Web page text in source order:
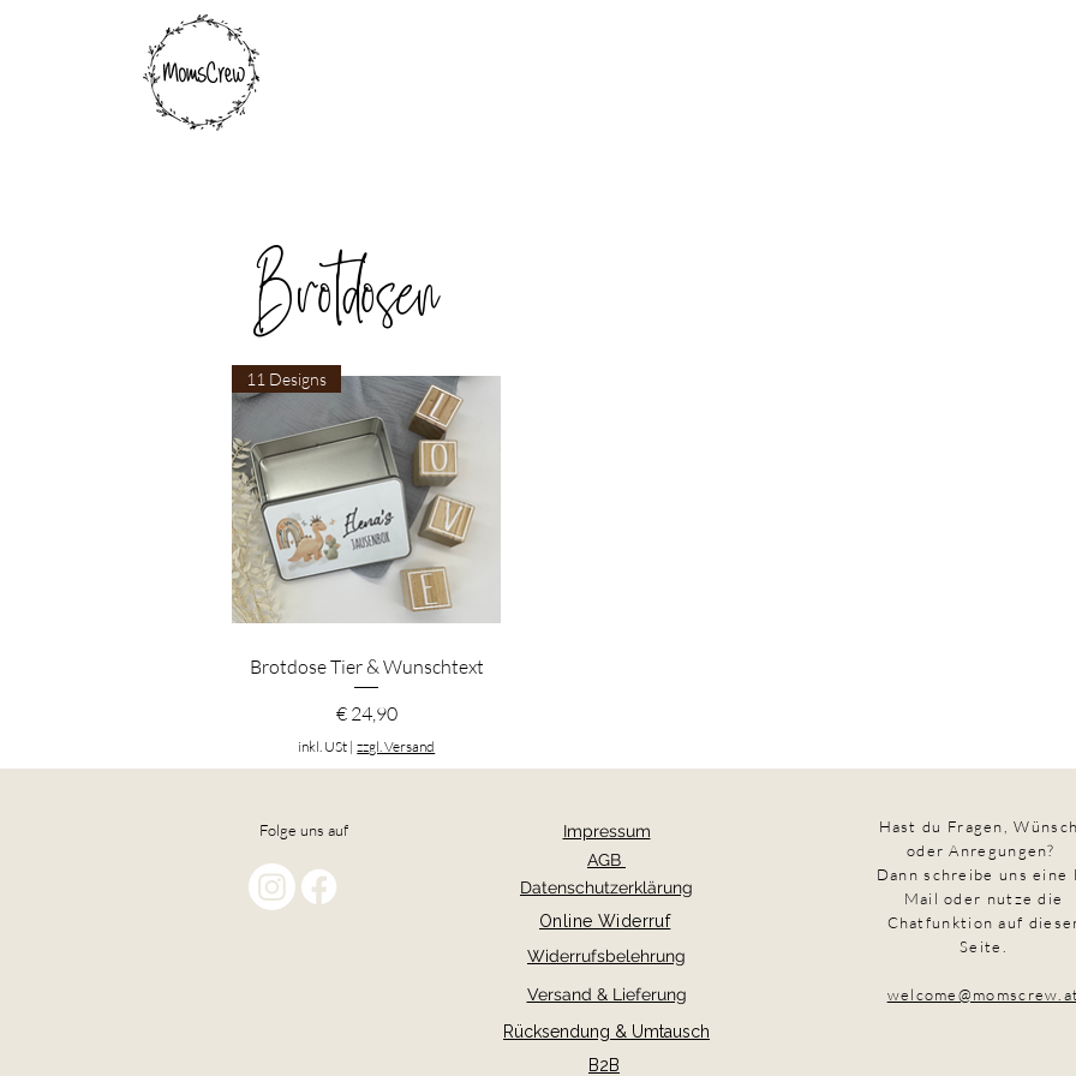
Brotdosen
Schnellansicht
11 Designs
Brotdose Tier & Wunschtext
Preis
€ 24,90
inkl. USt |zzgl. Versand
Folge uns auf
Impressum
AGB
Datenschutzerklärung
Widerrufsbelehrung
Versand & Lieferung
Rücksendung & Umtausch
Hast du Fragen,
oder Anregungen?
Dann schreibe uns eine
Mail oder nutze die
Chatfunktion auf
Seite.
welcome@momscrew.at
Online Widerruf
B2B